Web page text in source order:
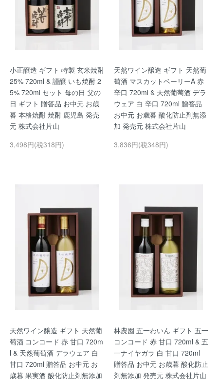
小正醸造 ギフト 特製 玄米焼酎
25% 720ml & 謹醸 いも焼酎 2
5% 720ml セット 母の日 父の
日 ギフト 贈答品 お中元 お歳
暮 本格焼酎 焼酎 鹿児島 発売
元 株式会社片山
3,498円(税318円)
天然ワイン醸造 ギフト 天然葡
萄酒 マスカットベーリーA 赤
辛口 720ml & 天然葡萄酒 デラ
ウェア 白 辛口 720ml 贈答品
お中元 お歳暮 酸化防止剤無添
加 発売元 株式会社片山
3,836円(税348円)
天然ワイン醸造 ギフト 天然葡
萄酒 コンコード 赤 甘口 720m
l & 天然葡萄酒 デラウェア 白
甘口 720ml 贈答品 お中元 お
歳暮 果実酒 酸化防止剤無添加
林農園 五一わいん ギフト 五一
コンコード 赤 甘口 720ml & 五
一ナイヤガラ 白 甘口 720ml
贈答品 お中元 お歳暮 酸化防止
剤無添加 発売元 株式会社片山